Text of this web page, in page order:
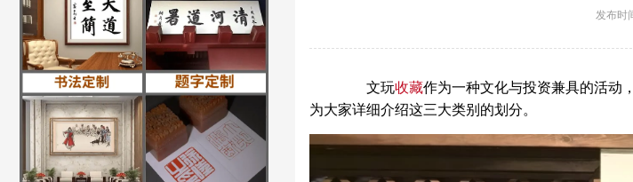
发布时
文玩收藏作为一种文化与投资兼具的活动
为大家详细介绍这三大类别的划分。